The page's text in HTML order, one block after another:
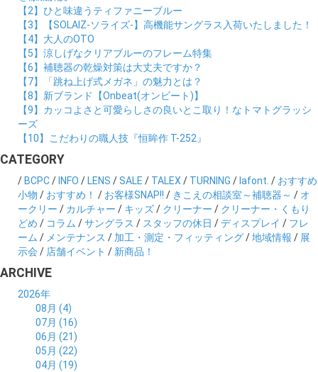
【2】ひと味違うティファニーブルー
【3】【SOLAIZ-ソライズ-】高機能サングラス入荷いたしました！
【4】大人のOTO
【5】涼しげなクリアブルーのフレーム特集
【6】補聴器の乾燥対策は大丈夫ですか？
【7】「跳ね上げ式メガネ」の魅力とは？
【8】新ブランド【Onbeat(オンビート)】
【9】カッコよさと可愛らしさの良いとこ取り！なトマトグラッシ
ーズ
【10】こだわりの職人技『恒眸作 T-252』
CATEGORY
/ BCPC/ INFO / LENS /SALE / TALEX/ TURNING / lafont. / おすすめ
小物 / おすすめ！ / お客様SNAP!! / きこえの相談室～補聴器～ / オ
ークリー / カルチャー / キッズ/ クリーナー / クリーナー・くもり
どめ / コラム /サングラス / スタッフの休日 /ディスプレイ / フレ
ーム / メンテナンス / 加工・測定・フィッティング/地域情報 / 展
示会 / 店舗イベント / 新商品！
ARCHIVE
2026年
08月 (4)
07月 (16)
06月 (21)
05月 (22)
04月 (19)